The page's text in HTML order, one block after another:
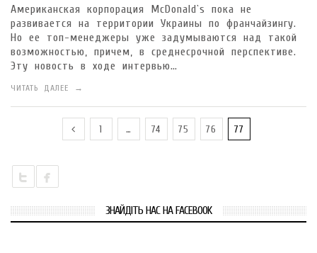
Американская корпорация McDonald`s пока не
развивается на территории Украины по франчайзингу.
Но ее топ-менеджеры уже задумываются над такой
возможностью, причем, в среднесрочной перспективе.
Эту новость в ходе интервью…
ЧИТАТЬ ДАЛЕЕ →
1 … 74 75 76 77
ЗНАЙДІТЬ НАС НА FACEBOOK